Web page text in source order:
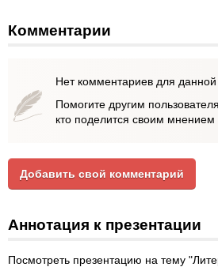
Комментарии
Нет комментариев для данной
Помогите другим
кто поделится своим мнением
Добавить свой комментарий
Аннотация к презентации
Посмотреть презентацию на тему